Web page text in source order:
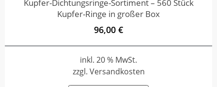
Kupfer-Dichtungsringe-Sortiment – 560 Stück
Kupfer-Ringe in großer Box
96,00 €
inkl. 20 % MwSt.
zzgl. Versandkosten